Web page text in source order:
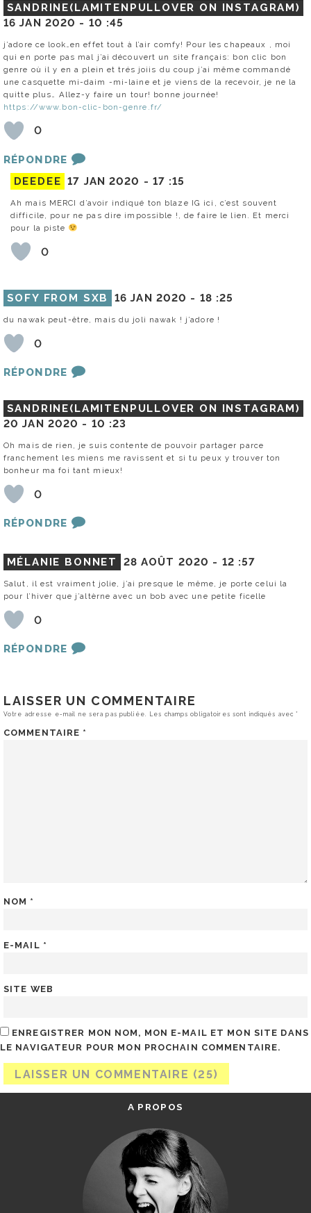
SANDRINE(LAMITENPULLOVER ON INSTAGRAM)
16 JAN 2020 - 10 :45
j’adore ce look…en effet tout à l’air comfy! Pour les chapeaux , moi
qui en porte pas mal j’ai découvert un site français: bon clic bon
genre où il y en a plein et trés joiis du coup j’ai même commandé
une casquette mi-daim -mi-laine et je viens de la recevoir, je ne la
quitte plus… Allez-y faire un tour! bonne journée!
https://www.bon-clic-bon-genre.fr/
0
RÉPONDRE
DEEDEE 17 JAN 2020 - 17 :15
Ah mais MERCI d’avoir indiqué ton blaze IG ici, c’est souvent
difficile, pour ne pas dire impossible !, de faire le lien. Et merci
pour la piste
0
SOFY FROM SXB 16 JAN 2020 - 18 :25
du nawak peut-être, mais du joli nawak ! j’adore !
0
RÉPONDRE
SANDRINE(LAMITENPULLOVER ON INSTAGRAM)
20 JAN 2020 - 10 :23
Oh mais de rien, je suis contente de pouvoir partager parce
franchement les miens me ravissent et si tu peux y trouver ton
bonheur ma foi tant mieux!
0
RÉPONDRE
MÉLANIE BONNET 28 AOÛT 2020 - 12 :57
Salut, il est vraiment jolie, j’ai presque le même, je porte celui la
pour l’hiver que j’altèrne avec un bob avec une petite ficelle
0
RÉPONDRE
LAISSER UN COMMENTAIRE
Votre adresse e-mail ne sera pas publiée. Les champs obligatoires sont indiqués avec*
COMMENTAIRE *
NOM *
E-MAIL *
SITE WEB
ENREGISTRER MON NOM, MON E-MAIL ET MON SITE DANS
LE NAVIGATEUR POUR MON PROCHAIN COMMENTAIRE.
A PROPOS